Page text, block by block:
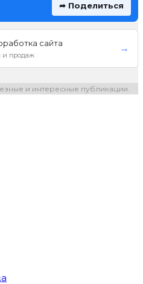
➦ Поделиться
сайта
и продаж
→
и интересные публикации.